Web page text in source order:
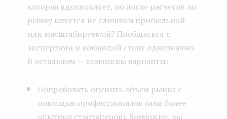
которая вдохновляет, но после расчетов по
рынку кажется не слишком прибыльной
или масштабируемой? Пообщаться с
экспертами и командой стоит однозначно.
В остальном — возможны варианты:
Попробовать оценить объем рынка с
помощью профессионалов (или более
опытных стартаперов). Возможно, вы